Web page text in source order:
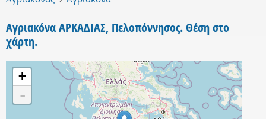
Αγριακόνα ΑΡΚΑΔΙΑΣ, Πελοπόννησος. Θέση στο
χάρτη.
+
-